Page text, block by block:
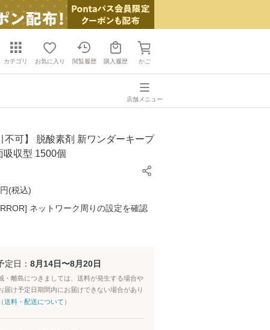
カテゴリ お気に入り 閲覧履歴 購入履歴 かご
店舗メニュー
不可】 脱酸素剤 新ワンダーキープ
吸収型 1500個
円(税込)
ネットワーク周りの設定を確認
定日： 8月14日〜8月20日
・離島につきましては、送料が発生する場合や
届け予定日期間内にお届けできない場合があり
送料・配送について ）